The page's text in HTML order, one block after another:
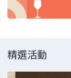
精選活動